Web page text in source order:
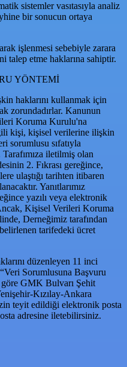
sistemler vasıtasıyla analiz
bir sonucun ortaya
işlenmesi sebebiyle zarara
talep etme haklarına sahiptir.
YÖNTEMİ
haklarını kullanmak için
zorundadırlar. Kanunun
Koruma Kurulu'na
kişi, kişisel verilerine ilişkin
sorumlusu sıfatıyla
iletilmiş olan
2. Fıkrası gereğince,
ulaştığı tarihten itibaren
Yanıtlarımız
yazılı veya elektronik
Kişisel Verileri Koruma
Derneğimiz tarafından
tarifedeki ücret
düzenleyen 11 inci
Sorumlusuna Başvuru
göre GMK Bulvarı Şehit
Kızılay-Ankara
teyit edildiği elektronik posta
adresine iletebilirsiniz.